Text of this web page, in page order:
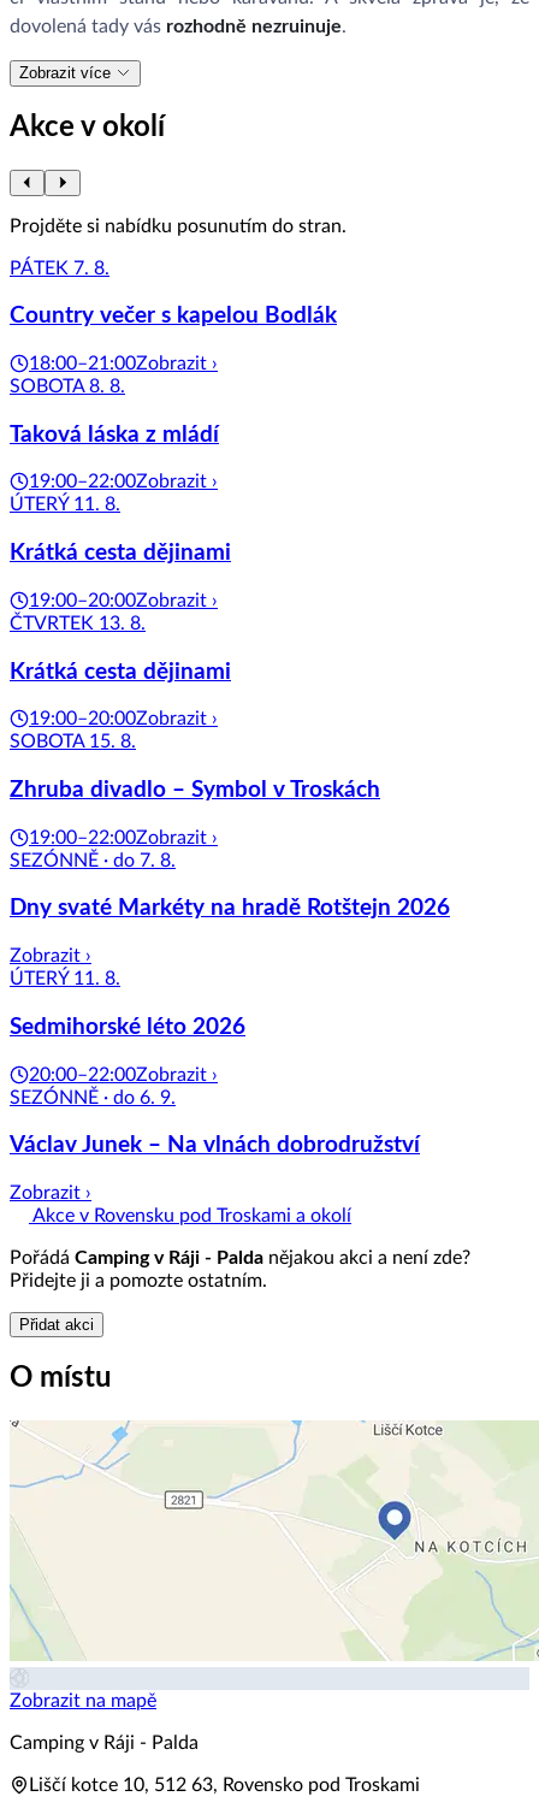
dovolená tady vás rozhodně nezruinuje.
Zobrazit více
Akce v okolí
Projděte si nabídku posunutím do stran.
PÁTEK 7. 8.
Country večer s kapelou Bodlák
18:00–21:00Zobrazit ›
SOBOTA 8. 8.
Taková láska z mládí
19:00–22:00Zobrazit ›
ÚTERÝ 11. 8.
Krátká cesta dějinami
19:00–20:00Zobrazit ›
ČTVRTEK 13. 8.
Krátká cesta dějinami
19:00–20:00Zobrazit ›
SOBOTA 15. 8.
Zhruba divadlo – Symbol v Troskách
19:00–22:00Zobrazit ›
SEZÓNNĚ · do 7. 8.
Dny svaté Markéty na hradě Rotštejn 2026
Zobrazit ›
ÚTERÝ 11. 8.
Sedmihorské léto 2026
20:00–22:00Zobrazit ›
SEZÓNNĚ · do 6. 9.
Václav Junek – Na vlnách dobrodružství
Zobrazit ›
Akce v Rovensku pod Troskami a okolí
Pořádá Camping v Ráji - Palda nějakou akci a není zde?
Přidejte ji a pomozte ostatním.
Přidat akci
O místu
Zobrazit na mapě
Camping v Ráji - Palda
Liščí kotce 10, 512 63, Rovensko pod Troskami